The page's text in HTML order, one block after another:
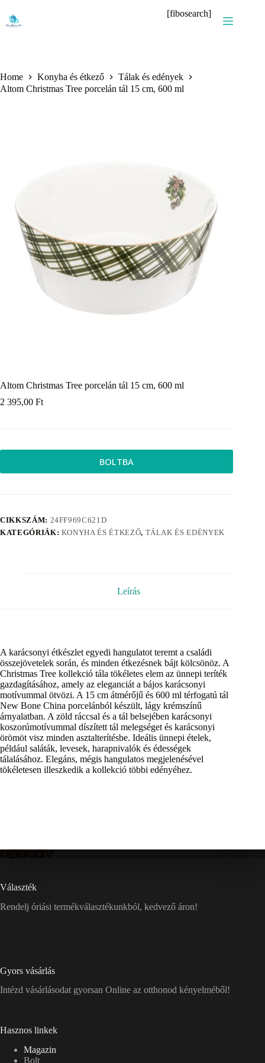
content
[fibosearch]
Home Konyha és étkező
Tálak és edények
Altom Christmas Tree porcelán tál 15 cm, 600 ml
Altom Christmas Tree porcelán tál 15 cm, 600 ml
2 395,00 Ft
BOLTBA
CIKKSZÁM: 24FF969C621D
KATEGÓRIÁK: KONYHA ÉS ÉTKEZŐ, TÁLAK ÉS EDÉNYEK
Leírás
A karácsonyi étkészlet egyedi hangulatot teremt a családi
összejövetelek során, és minden étkezésnek bájt kölcsönöz. A
Christmas Tree kollekció tála tökéletes elem az ünnepi teríték
gazdagításához, amely az eleganciát a bájos karácsonyi
motívummal ötvözi. A 15 cm átmérőjű és 600 ml térfogatú tál
New Bone China porcelánból készült, lágy krémszínű
árnyalatban. A zöld ráccsal és a tál belsejében karácsonyi
koszorúmotívummal díszített tál melegséget és karácsonyi
örömöt visz minden asztalterítésbe. Ideális ünnepi ételek,
például saláták, levesek, harapnivalók és édességek
tálalásához. Elegáns, mégis hangulatos megjelenésével
tökéletesen illeszkedik a kollekció többi edényéhez.
Választék
Rendelj óriási termékválasztékunkból, kedvező áron!
Gyors vásárlás
Intézd vásárlásodat gyorsan Online az otthonod kényelméből!
Hasznos linkek
Magazin
Bolt